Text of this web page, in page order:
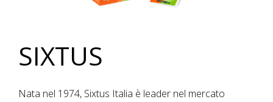
SIXTUS
Nata nel 1974, Sixtus Italia è leader nel mercato